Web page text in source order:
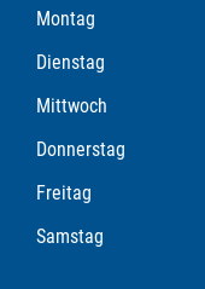
Montag
Dienstag
Mittwoch
Donnerstag
Freitag
Samstag